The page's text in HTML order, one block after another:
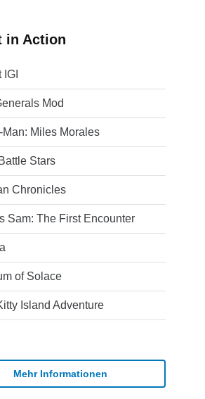
in Action
Mod
Man: Miles Morales
Stars
Chronicles
Sam: The First Encounter
of Solace
Island Adventure
Mehr Informationen